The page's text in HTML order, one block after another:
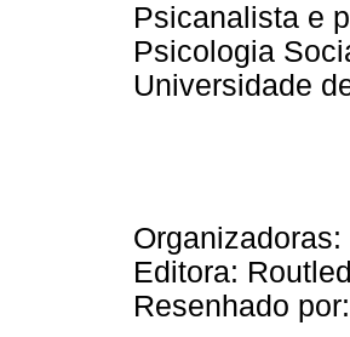
Psicanalista e
Psicologia
Universidade
Editora:
Resenhado